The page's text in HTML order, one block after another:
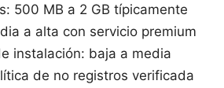
500 MB a 2 GB típicamente
a alta con servicio premium
instalación: baja a media
de no registros verificada